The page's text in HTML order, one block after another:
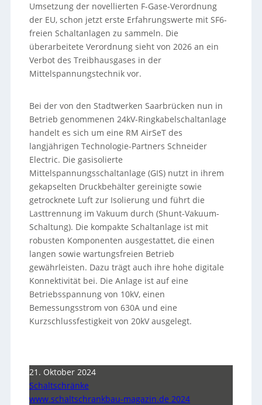
Umsetzung der novellierten F-Gase-Verordnung
der EU, schon jetzt erste Erfahrungswerte mit SF6-
freien Schaltanlagen zu sammeln. Die
überarbeitete Verordnung sieht von 2026 an ein
Verbot des Treibhausgases in der
Mittelspannungstechnik vor.
Bei der von den Stadtwerken Saarbrücken nun in
Betrieb genommenen 24kV-Ringkabelschaltanlage
handelt es sich um eine RM AirSeT des
langjährigen Technologie-Partners Schneider
Electric. Die gasisolierte
Mittelspannungsschaltanlage (GIS) nutzt in ihrem
gekapselten Druckbehälter gereinigte sowie
getrocknete Luft zur Isolierung und führt die
Lasttrennung im Vakuum durch (Shunt-Vakuum-
Schaltung). Die kompakte Schaltanlage ist mit
robusten Komponenten ausgestattet, die einen
langen sowie wartungsfreien Betrieb
gewährleisten. Dazu trägt auch ihre hohe digitale
Konnektivität bei. Die Anlage ist auf eine
Betriebsspannung von 10kV, einen
Bemessungsstrom von 630A und eine
Kurzschlussfestigkeit von 20kV ausgelegt.
21. Oktober 2024
Schaltschränke
www.schaltschrankbau-magazin.de 2024